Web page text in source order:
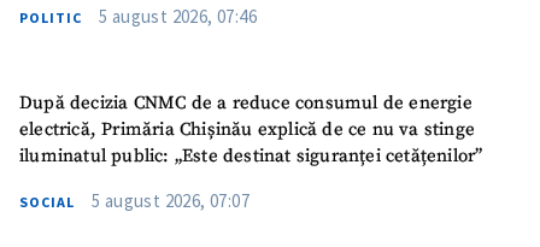
POLITIC 5 august 2026, 07:46
După decizia CNMC de a reduce consumul de energie
electrică, Primăria Chișinău explică de ce nu va stinge
iluminatul public: „Este destinat siguranței cetățenilor”
SOCIAL 5 august 2026, 07:07